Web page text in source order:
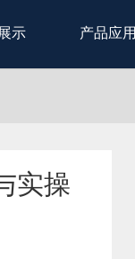
示 产品应用
实操